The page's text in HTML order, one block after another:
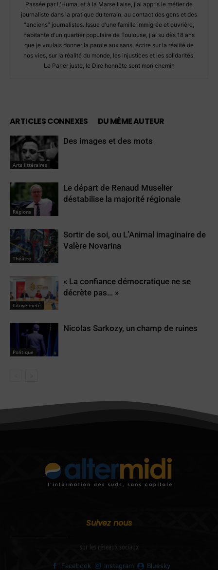
Passée par L'Huma, et à la Marseillaise, j'ai appris le métier de
journaliste dans la pratique du terrain, au contact des gens et des
“anciens” journalistes. Issue d'une famille immigrée et ouvrière,
habitante d'un quartier populaire de Toulouse, j'ai su dès 18 ans
que je voulais donner la parole aux sans, écrire sur la réalité de
nos vies, sur la réalité du monde, les injustices et les solidarités.
Le Parler juste, le Dire honnête sont mon chemin
ARTICLES CONNEXES DU MÊME AUTEUR
Arts littéraires
Des images et des mots
Régions
Le départ de Renaud Muselier
déstabilise la majorité régionale
Théâtre
Sortir de soi, ou L’Animal imaginaire de
Valère Novarina
Citoyenneté
« La confiance démocratique ne se
décrète pas… »
Politique
Nicolas Sarkozy, un champ de ruines
Suivez nous
sur les réseaux sociaux
Facebook Instagram Bluesky